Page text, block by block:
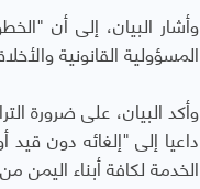
وأشار البيان، إلى أن
المسؤولية القانونية
وأكد البيان، على ضرورة
داعيا إلى "إلغائه دون
الخدمة لكافة أبناء